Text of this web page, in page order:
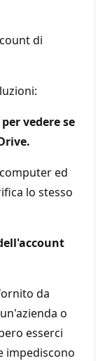
di
vedere se
ed
lo stesso
da
o
esserci
impediscono